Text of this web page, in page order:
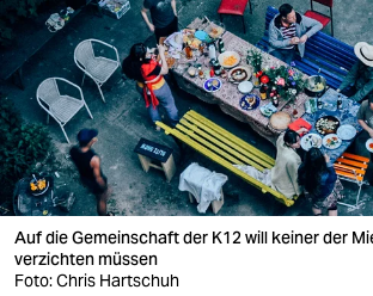
nord
wahrheit
verlag
verlag
veranstaltungen
shop
Auf die Gemeinschaft der K12 will keiner der
verzichten müssen
Foto: Chris Hartschuh